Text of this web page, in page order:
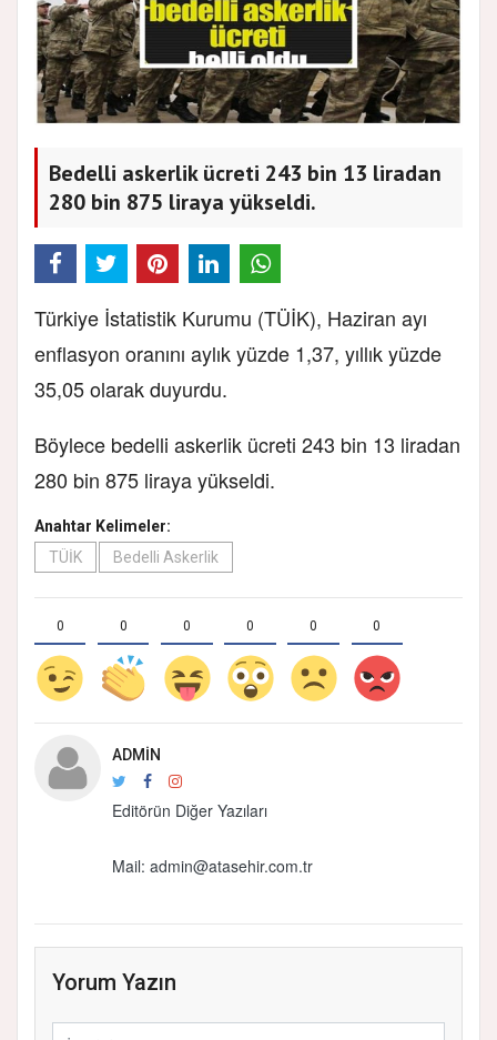
Bedelli askerlik ücreti 243 bin 13 liradan
280 bin 875 liraya yükseldi.
Türkiye İstatistik Kurumu (TÜİK), Haziran ayı
enflasyon oranını aylık yüzde 1,37, yıllık yüzde
35,05 olarak duyurdu.
Böylece bedelli askerlik ücreti 243 bin 13 liradan
280 bin 875 liraya yükseldi.
Anahtar Kelimeler:
TÜİK
Bedelli Askerlik
0 0 0 0 0 0
ADMIN
Editörün Diğer Yazıları
Mail: admin@atasehir.com.tr
Yorum Yazın